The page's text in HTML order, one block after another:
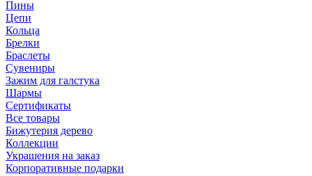
Пины
Цепи
Кольца
Брелки
Браслеты
Сувениры
Зажим для галстука
Шармы
Сертификаты
Все товары
Бижутерия дерево
Коллекции
Украшения на заказ
Корпоративные подарки